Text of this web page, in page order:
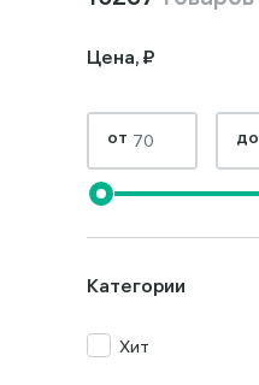
Цена, ₽
от до
Категории
Хит